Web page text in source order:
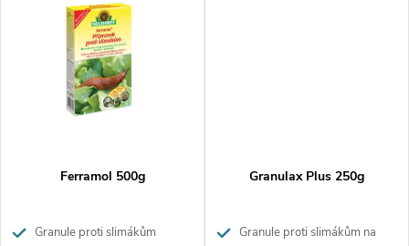
dalším plžům. Snadná aplikace
bez další práce.
Ferramol 500g
Granule proti slimákům
Granulax Plus 250g
Granule proti slimákům na